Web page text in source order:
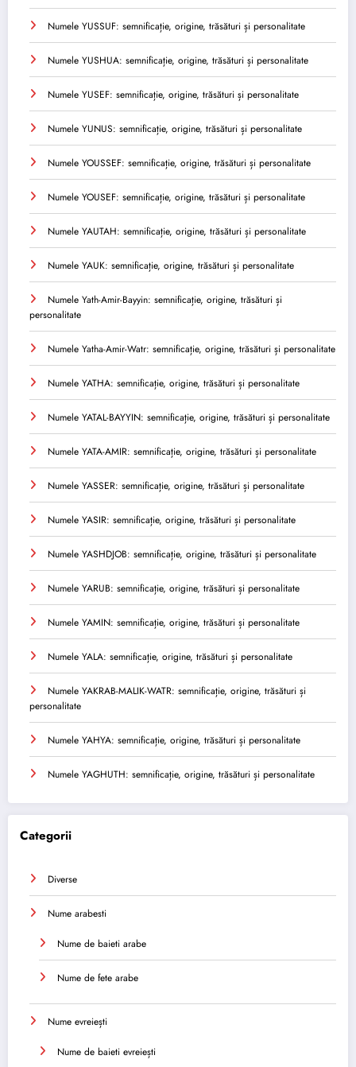
Numele YUSSUF: semnificație, origine, trăsături și personalitate
Numele YUSHUA: semnificație, origine, trăsături și personalitate
Numele YUSEF: semnificație, origine, trăsături și personalitate
Numele YUNUS: semnificație, origine, trăsături și personalitate
Numele YOUSSEF: semnificație, origine, trăsături și personalitate
Numele YOUSEF: semnificație, origine, trăsături și personalitate
Numele YAUTAH: semnificație, origine, trăsături și personalitate
Numele YAUK: semnificație, origine, trăsături și personalitate
Numele Yath-Amir-Bayyin: semnificație, origine, trăsături și
personalitate
Numele Yatha-Amir-Watr: semnificație, origine, trăsături și personalitate
Numele YATHA: semnificație, origine, trăsături și personalitate
Numele YATAL-BAYYIN: semnificație, origine, trăsături și personalitate
Numele YATA-AMIR: semnificație, origine, trăsături și personalitate
Numele YASSER: semnificație, origine, trăsături și personalitate
Numele YASIR: semnificație, origine, trăsături și personalitate
Numele YASHDJOB: semnificație, origine, trăsături și personalitate
Numele YARUB: semnificație, origine, trăsături și personalitate
Numele YAMIN: semnificație, origine, trăsături și personalitate
Numele YALA: semnificație, origine, trăsături și personalitate
Numele YAKRAB-MALIK-WATR: semnificație, origine, trăsături și
personalitate
Numele YAHYA: semnificație, origine, trăsături și personalitate
Numele YAGHUTH: semnificație, origine, trăsături și personalitate
Categorii
Diverse
Nume arabesti
Nume de baieti arabe
Nume de fete arabe
Nume evreiești
Nume de baieti evreiești